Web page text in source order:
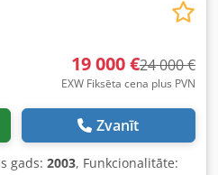
19 000 €24 000 €
EXW Fiksēta cena plus PVN
Zvanīt
gads: 2003, Funkcionalitāte: